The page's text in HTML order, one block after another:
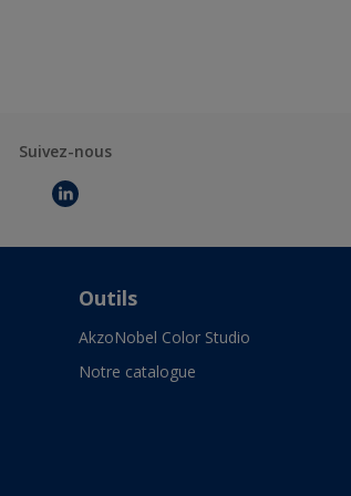
Suivez-nous
Outils
AkzoNobel Color Studio
Notre catalogue